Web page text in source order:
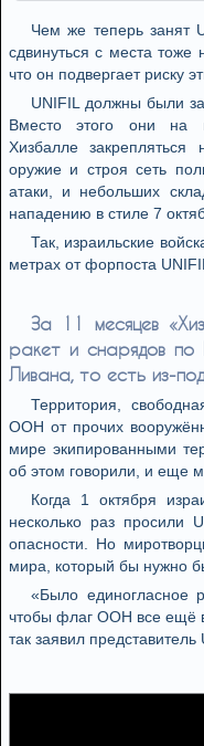
Чем же теперь занят
сдвинуться с места тоже
что он подвергает риску
UNIFIL должны были
Вместо этого они на
Хизбалле
оружие и строя сеть
атаки, и небольших
нападению в стиле 7
Так, израильские
метрах от форпоста
За 11 месяцев
ракет и снарядов
Ливана, то есть из-
Территория,
ООН от прочих
мире экипированными
об этом говорили, и еще
Когда 1 октября
несколько раз просили
опасности. Но
мира, который бы нужно
«Было единогласное
чтобы флаг ООН все ещё
так заявил представитель